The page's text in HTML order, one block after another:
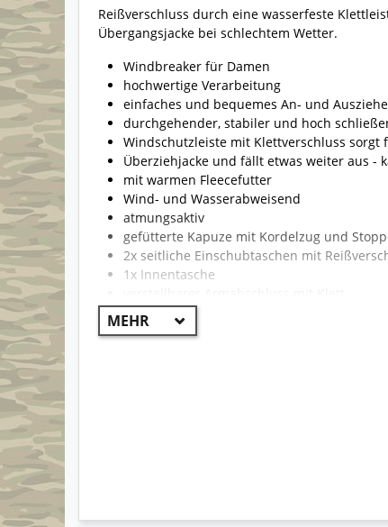
Reißverschluss durch eine wasserfeste
Übergangsjacke bei schlechtem Wetter.
Windbreaker für Damen
hochwertige Verarbeitung
einfaches und bequemes An- und
durchgehender, stabiler und hoch
Windschutzleiste mit Klettverschluss sorgt
Überziehjacke und fällt etwas weiter aus -
mit warmen Fleecefutter
Wind- und Wasserabweisend
atmungsaktiv
gefütterte Kapuze mit Kordelzug und
2x seitliche Einschubtaschen mit
1x Innentasche
verstellbarer Hüftbund mit Tunnelzug und
sehr robuster Stoff